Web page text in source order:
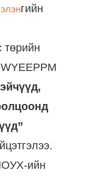
гийн
төрийн
”
ийн